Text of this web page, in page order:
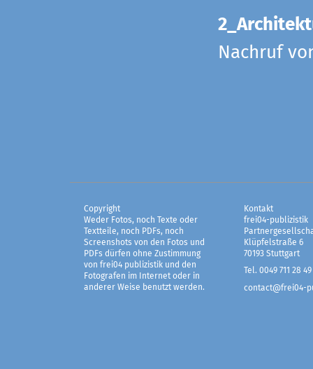
Nachruf
Copyright
Weder Fotos, noch Texte oder
Textteile, noch PDFs, noch
Screenshots von den Fotos und
PDFs dürfen ohne Zustimmung
von frei04 publizistik und den
Fotografen im Internet oder in
anderer Weise benutzt werden.
Kontakt
frei04-publizistik
Klüpfelstraße 6
70193 Stuttgart
Tel. 0049 711 28 49
contact@frei04-